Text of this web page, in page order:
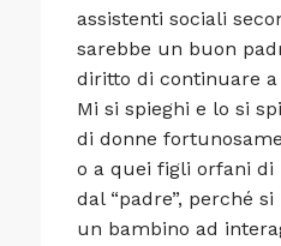
assistenti sociali
sarebbe un buon
diritto di continuare
Mi si spieghi e lo si
di donne
o a quei figli orfani
dal “padre”, perché
un bambino ad